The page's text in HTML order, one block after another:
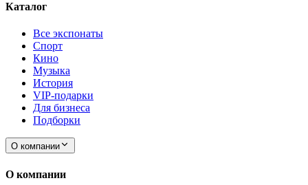
Каталог
Все экспонаты
Спорт
Кино
Музыка
История
VIP-подарки
Для бизнеса
Подборки
О компании
О компании